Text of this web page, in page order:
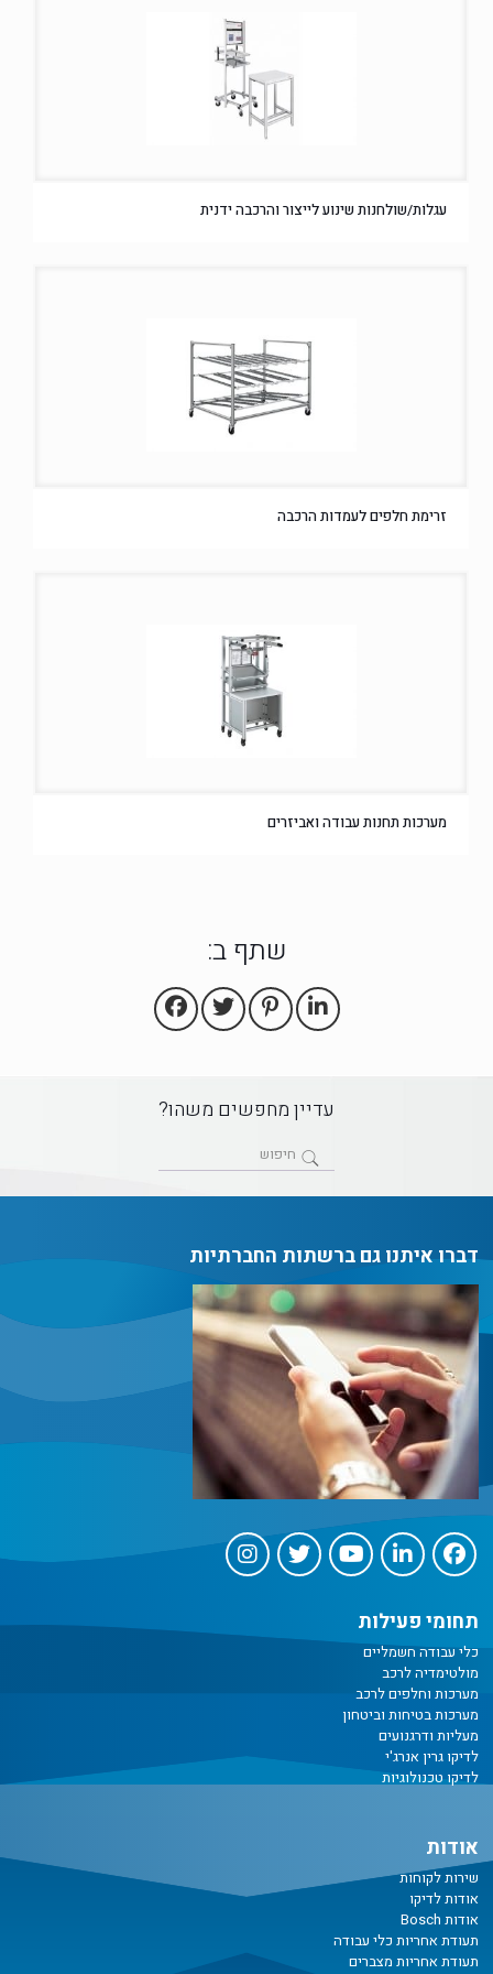
עגלות/שולחנות שינוע לייצור והרכבה ידנית
זרימת חלפים לעמדות הרכבה
מערכות תחנות עבודה ואביזרים
שתף ב:
עדיין מחפשים משהו?
דברו איתנו גם ברשתות החברתיות
תחומי פעילות
כלי עבודה חשמליים
מולטימדיה לרכב
מערכות וחלפים לרכב
מערכות בטיחות וביטחון
מעליות ודרגנועים
לדיקו גרין אנרג'י
לדיקו טכנולוגיות
אודות
שירות לקוחות
אודות לדיקו
אודות Bosch
תעודת אחריות כלי עבודה
תעודת אחריות מצברים